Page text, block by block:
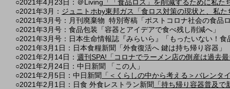
○2021年4月23日：＠Living 「「食品ロス」を削減するために私
○2021年3月： ジュニトホby東邦ガス「食ロス対策の現状と、私
○2021年3月号：月刊廃棄物 特別寄稿「ポストコロナ社会の食品
○2021年3月号：食品包装「容器とアイデアで食べ残し削減へ」
○2021年3月号：日本生命情報誌『みらいら』「もったいない！食
○2021年3月1日：日本食糧新聞「外食復活へ 鍵は持ち帰り容器」
○2021年2月14日： 週刊SPA!「コロナでラーメン店の倒産は過去
○2021年2月24日：中日新聞 「この人」
○2021年2月5日：中日新聞 「＜くらしの中から考える＞バレンタ
○2021年2月1日：日食 外食レストラン新聞 「持ち帰り容器普及